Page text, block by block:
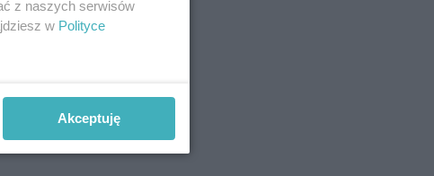
z naszych serwisów
w Polityce
Akceptuję